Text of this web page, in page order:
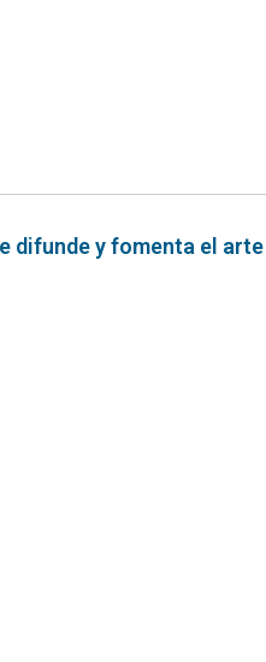
difunde y fomenta el arte